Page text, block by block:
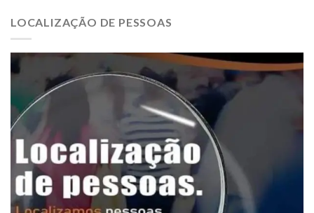
LOCALIZAÇÃO DE PESSOAS